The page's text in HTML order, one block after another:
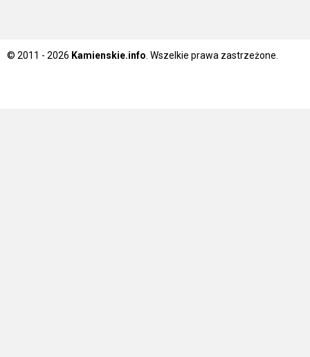
© 2011 - 2026 Kamienskie.info . Wszelkie prawa zastrzeżone.